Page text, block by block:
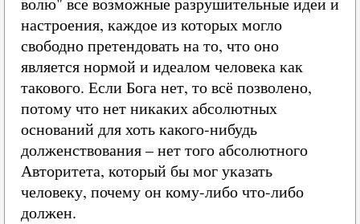
настроения, каждое из которых могло
свободно претендовать на то, что оно
является нормой и идеалом человека как
такового. Если Бога нет, то всё позволено,
потому что нет никаких абсолютных
оснований для хоть какого-нибудь
долженствования – нет того абсолютного
Авторитета, который бы мог указать
человеку, почему он кому-либо что-либо
должен.